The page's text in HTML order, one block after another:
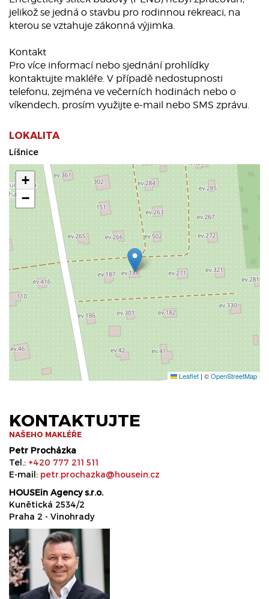
jelikož se jedná o stavbu pro rodinnou rekreaci, na
kterou se vztahuje zákonná výjimka.
Kontakt
Pro více informací nebo sjednání prohlídky
kontaktujte makléře. V případě nedostupnosti
telefonu, zejména ve večerních hodinách nebo o
víkendech, prosím využijte e-mail nebo SMS zprávu.
LOKALITA
Líšnice
+
−
Leaflet | ©OpenStreetMap
KONTAKTUJTE
NAŠEHO MAKLÉŘE
Petr Procházka
Tel.: +420 777 211 511
E-mail: petr.prochazka@housein.cz
HOUSEin Agency s.r.o.
Kunětická 2534/2
Praha 2 - Vinohrady